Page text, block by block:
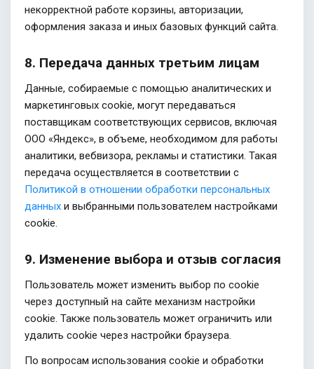
некорректной работе корзины, авторизации,
оформления заказа и иных базовых функций сайта.
8. Передача данных третьим лицам
Данные, собираемые с помощью аналитических и
маркетинговых cookie, могут передаваться
поставщикам соответствующих сервисов, включая
ООО «Яндекс», в объеме, необходимом для работы
аналитики, вебвизора, рекламы и статистики. Такая
передача осуществляется в соответствии с
Политикой в отношении обработки персональных
данных и выбранными пользователем настройками
cookie.
9. Изменение выбора и отзыв согласия
Пользователь может изменить выбор по cookie
через доступный на сайте механизм настройки
cookie. Также пользователь может ограничить или
удалить cookie через настройки браузера.
По вопросам использования cookie и обработки